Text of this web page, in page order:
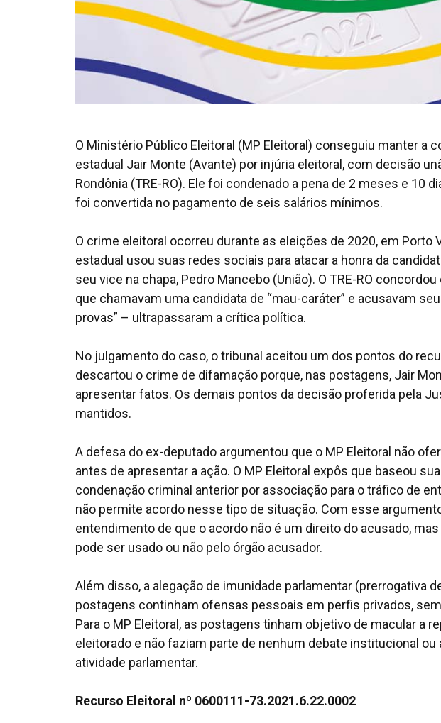
O Ministério Público Eleitoral (MP Eleitoral) conseguiu manter a
estadual Jair Monte (Avante) por injúria eleitoral, com decisão
Rondônia (TRE-RO). Ele foi condenado a pena de 2 meses e 10
foi convertida no pagamento de seis salários mínimos.
O crime eleitoral ocorreu durante as eleições de 2020, em Porto
estadual usou suas redes sociais para atacar a honra da
seu vice na chapa, Pedro Mancebo (União). O TRE-RO
que chamavam uma candidata de “mau-caráter” e acusavam
provas” – ultrapassaram a crítica política.
No julgamento do caso, o tribunal aceitou um dos pontos do
descartou o crime de difamação porque, nas postagens, Jair
apresentar fatos. Os demais pontos da decisão proferida pela
mantidos.
A defesa do ex-deputado argumentou que o MP Eleitoral não
antes de apresentar a ação. O MP Eleitoral expôs que baseou
condenação criminal anterior por associação para o tráfico de
não permite acordo nesse tipo de situação. Com esse
entendimento de que o acordo não é um direito do acusado,
pode ser usado ou não pelo órgão acusador.
Além disso, a alegação de imunidade parlamentar (prerrogativa
postagens continham ofensas pessoais em perfis privados,
Para o MP Eleitoral, as postagens tinham objetivo de macular a
eleitorado e não faziam parte de nenhum debate institucional
atividade parlamentar.
Recurso Eleitoral nº 0600111-73.2021.6.22.0002